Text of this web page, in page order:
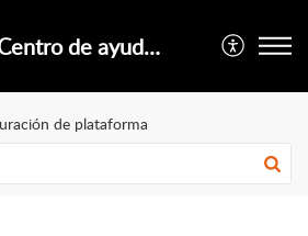
Centro de ayuda oficial Datawifi
de plataforma